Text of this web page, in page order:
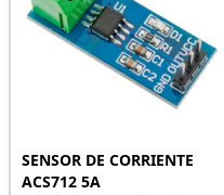
SENSOR DE CORRIENTE
ACS712 5A